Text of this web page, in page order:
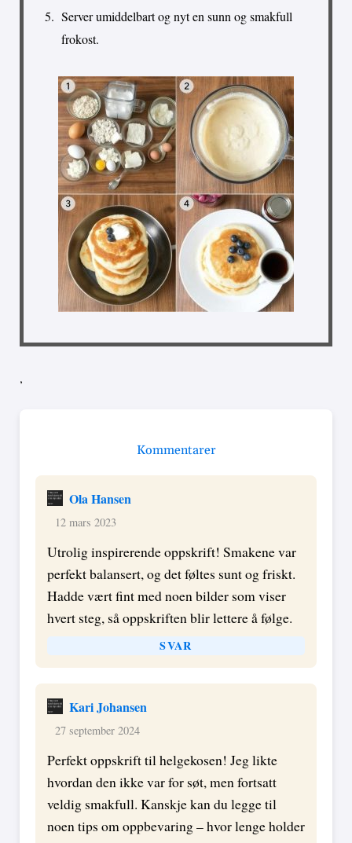
Server umiddelbart og nyt en sunn og smakfull
frokost.
,
Kommentarer
Ola Hansen
12 mars 2023
Utrolig inspirerende oppskrift! Smakene var
perfekt balansert, og det føltes sunt og friskt.
Hadde vært fint med noen bilder som viser
hvert steg, så oppskriften blir lettere å følge.
SVAR
Kari Johansen
27 september 2024
Perfekt oppskrift til helgekosen! Jeg likte
hvordan den ikke var for søt, men fortsatt
veldig smakfull. Kanskje kan du legge til
noen tips om oppbevaring – hvor lenge holder